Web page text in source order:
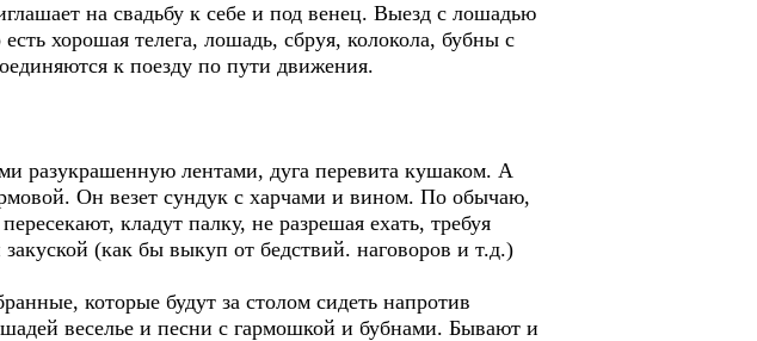
на свадьбу к себе и под венец. Выезд с лошадью
хорошая телега, лошадь, сбруя, колокола, бубны с
к поезду по пути движения.
разукрашенную лентами, дуга перевита кушаком. А
Он везет сундук с харчами и вином. По обычаю,
кладут палку, не разрешая ехать, требуя
(как бы выкуп от бедствий. наговоров и т.д.)
которые будут за столом сидеть напротив
веселье и песни с гармошкой и бубнами. Бывают и